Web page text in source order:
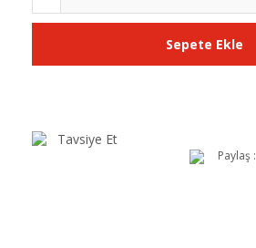
Sepete Ekle
Tavsiye Et
Paylaş :